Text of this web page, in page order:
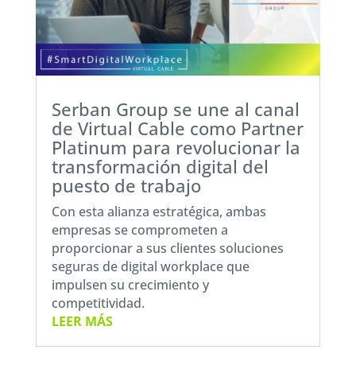
Serban Group se une al canal
de Virtual Cable como Partner
Platinum para revolucionar la
transformación digital del
puesto de trabajo
Con esta alianza estratégica, ambas
empresas se comprometen a
proporcionar a sus clientes soluciones
seguras de digital workplace que
impulsen su crecimiento y
competitividad.
LEER MÁS